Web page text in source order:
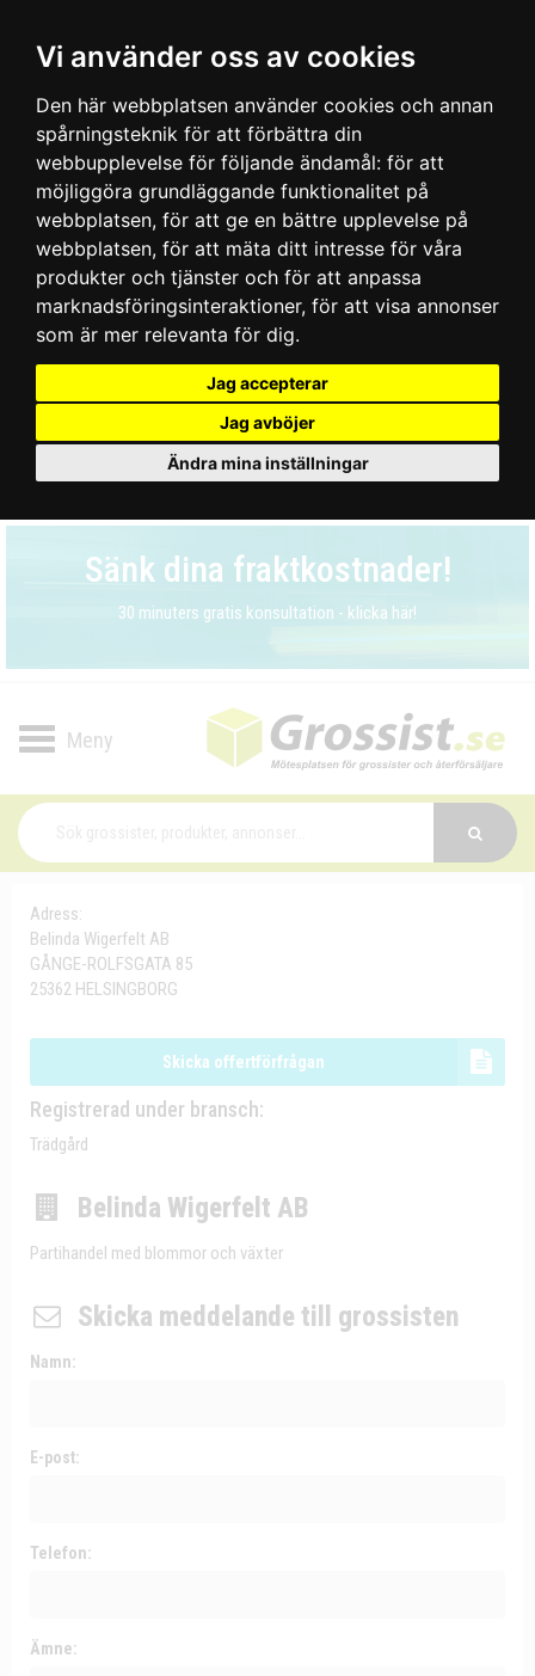
Vi använder oss av cookies
Den här webbplatsen använder cookies och annan
spårningsteknik för att förbättra din
webbupplevelse för följande ändamål: för att
möjliggöra grundläggande funktionalitet på
webbplatsen, för att ge en bättre upplevelse på
webbplatsen, för att mäta ditt intresse för våra
produkter och tjänster och för att anpassa
marknadsföringsinteraktioner, för att visa annonser
som är mer relevanta för dig.
Jag accepterar
Jag avböjer
Ändra mina inställningar
Sänk dina fraktkostnader!
30 minuters gratis konsultation - klicka här!
Toggle
Adress:
Belinda Wigerfelt AB
GÅNGE-ROLFSGATA 85
25362 HELSINGBORG
Skicka offertförfrågan
Registrerad under bransch:
Trädgård
Belinda Wigerfelt AB
Partihandel med blommor och växter
Skicka meddelande till grossisten
Namn:
E-post:
Telefon:
Ämne: